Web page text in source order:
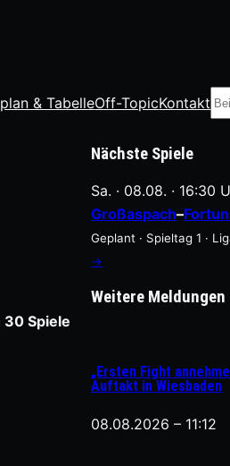
& TabelleOff-TopicKontakt
Spiele
Nächste Spiele
Sa. · 08.08. · 16:30
Großaspach–
Geplant · Spieltag 1 ·
→
Weitere Meldungen
„Ersten Fight
Auftakt in Wiesbaden
08.08.2026 – 11:12